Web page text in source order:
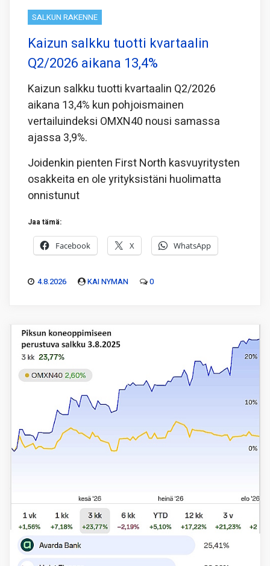
SALKUN RAKENNE
Kaizun salkku tuotti kvartaalin
Q2/2026 aikana 13,4%
Kaizun salkku tuotti kvartaalin Q2/2026
aikana 13,4% kun pohjoismainen
vertailuindeksi OMXN40 nousi samassa
ajassa 3,9%.
Joidenkin pienten First North kasvuyritysten
osakkeita en ole yrityksistäni huolimatta
onnistunut
Jaa tämä:
Facebook X WhatsApp
4.8.2026 KAI NYMAN 0